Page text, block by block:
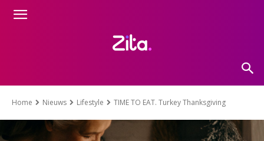
Home Nieuws Lifestyle TIME TO EAT. Turkey Thanksgiving